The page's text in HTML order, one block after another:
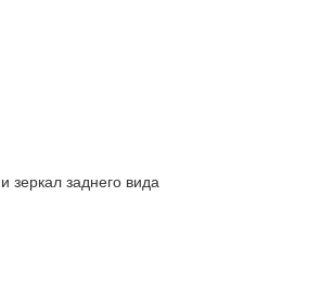
зеркал заднего вида